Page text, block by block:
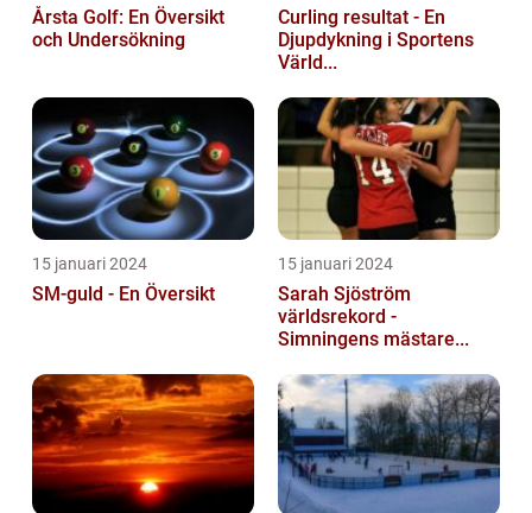
Årsta Golf: En Översikt
och Undersökning
Curling resultat - En
Djupdykning i Sportens
Värld...
15 januari 2024
SM-guld - En Översikt
15 januari 2024
Sarah Sjöström
världsrekord -
Simningens mästare...